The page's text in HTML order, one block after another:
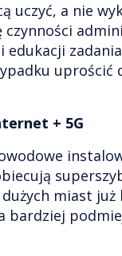
uczyć, a nie
czynności
edukacji
uprościć
+ 5G
miast już
bardziej